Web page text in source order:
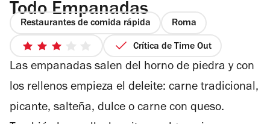
Todo Empanadas
Restaurantes de comida rápida Roma
3
de
estrellas
Crítica de Time Out
Las empanadas salen del horno de piedra y con
los rellenos empieza el deleite: carne tradicional,
picante, salteña, dulce o carne con queso.